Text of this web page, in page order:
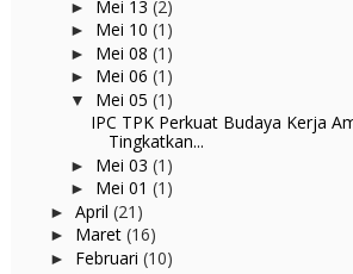
► Mei 13 (2)
► Mei 10 (1)
► Mei 08 (1)
► Mei 06 (1)
▼ Mei 05 (1)
IPC TPK Perkuat Budaya Kerja
Tingkatkan...
► Mei 03 (1)
► Mei 01 (1)
► April (21)
► Maret (16)
► Februari (10)